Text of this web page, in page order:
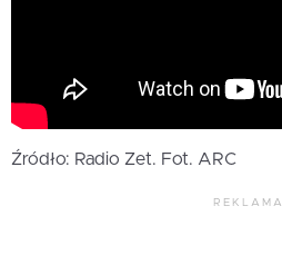
Źródło: Radio Zet. Fot. ARC
REKLAMA